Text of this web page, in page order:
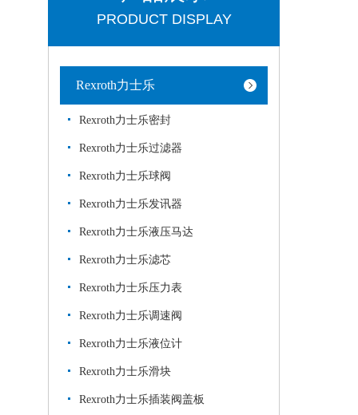
PRODUCT DISPLAY
Rexroth力士乐
Rexroth力士乐密封
Rexroth力士乐过滤器
Rexroth力士乐球阀
Rexroth力士乐发讯器
Rexroth力士乐液压马达
Rexroth力士乐滤芯
Rexroth力士乐压力表
Rexroth力士乐调速阀
Rexroth力士乐液位计
Rexroth力士乐滑块
Rexroth力士乐插装阀盖板